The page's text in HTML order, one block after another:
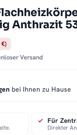
Anthrazit
Versand
bei Ihnen zu Hause
Für
Direkter